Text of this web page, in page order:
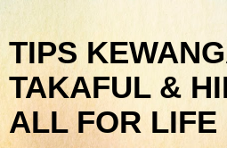
TIPS
TAKAFUL &
ALL FOR LIFE